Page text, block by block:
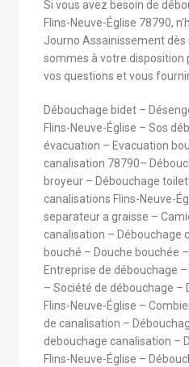
Si vous avez besoin de
Flins-Neuve-Église 78790,
Journo Assainissement dès
sommes à votre disposition
vos questions et vous
Débouchage bidet –
Flins-Neuve-Église – Sos
évacuation – Evacuation
canalisation 78790–
broyeur – Débouchage
canalisations Flins-Neuve-
separateur a graisse –
canalisation – Débouchage
bouché – Douche bouchée
Entreprise de débouchage
– Société de débouchage –
Flins-Neuve-Église –
de canalisation –
debouchage canalisation –
Flins-Neuve-Église –